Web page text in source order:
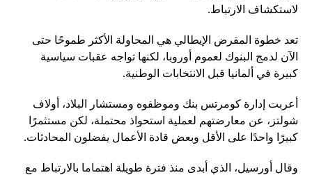
لاستكشاف الارتباط.
تعد خطوة المقرض الإيطالي هي المحاولة الأكثر طموحًا حتى
الآن لدمج البنوك لعموم أوروبا، لكنها تواجه عقبات سياسية
كبيرة في ألمانيا قبل الانتخابات الوطنية.
أعربت إدارة كومرتس بنك وموظفوه ومستشار البلاد، أولاف
شولتز، عن معارضتهم لعملية استحواذ محتملة، لكن مستثمرًا
كبيرًا واحدًا على الأقل وبعض قادة الأعمال يفضلون المحادثات.
وقال أورسيل، الذي أبدى منذ فترة طويلة اهتماما بالارتباط مع